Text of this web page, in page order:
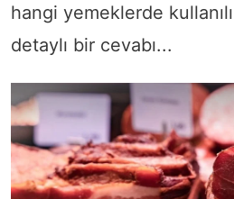
hangi yemeklerde
detaylı bir cevabı...